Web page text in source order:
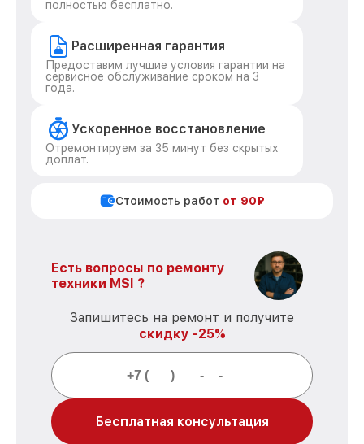
полностью бесплатно.
Расширенная гарантия
Предоставим лучшие условия гарантии на
сервисное обслуживание сроком на 3
года.
Ускоренное восстановление
Отремонтируем за 35 минут без скрытых
доплат.
Стоимость работ от 90₽
Есть вопросы по ремонту
техники MSI ?
Запишитесь на ремонт и получите
скидку -25%
Бесплатная консультация